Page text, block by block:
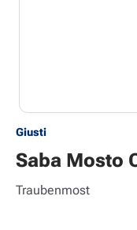
Giusti
Saba Mosto
Traubenmost